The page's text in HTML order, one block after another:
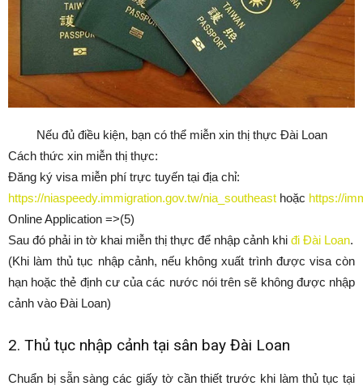
Nếu đủ điều kiện, bạn có thể miễn xin thị thực Đài Loan
Cách thức xin miễn thị thực:
Đăng ký visa miễn phí trực tuyến tại địa chỉ:
https://niaspeedy.immigration.gov.tw/nia_southeast hoặc https://
Online Application =>(5)
Sau đó phải in tờ khai miễn thị thực để nhập cảnh khi đi Đài Loan.
(Khi làm thủ tục nhập cảnh, nếu không xuất trình được visa còn
hạn hoặc thẻ định cư của các nước nói trên sẽ không được nhập
cảnh vào Đài Loan)
2. Thủ tục nhập cảnh tại sân bay Đài Loan
Chuẩn bị sẵn sàng các giấy tờ cần thiết trước khi làm thủ tục tại